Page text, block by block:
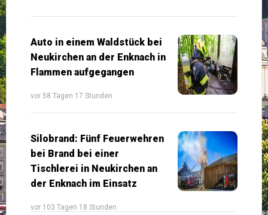
Auto in einem Waldstück bei
Neukirchen an der Enknach in
Flammen aufgegangen
vor 58 Tagen 17 Stunden
Silobrand: Fünf Feuerwehren
bei Brand bei einer
Tischlerei in Neukirchen an
der Enknach im Einsatz
vor 103 Tagen 18 Stunden